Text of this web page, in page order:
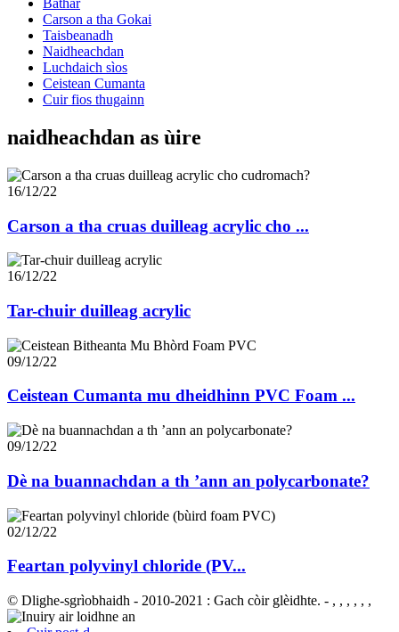
Bathar
Carson a tha Gokai
Taisbeanadh
Naidheachdan
Luchdaich sìos
Ceistean Cumanta
Cuir fios thugainn
naidheachdan as ùire
16/12/22
Carson a tha cruas duilleag acrylic cho ...
16/12/22
Tar-chuir duilleag acrylic
09/12/22
Ceistean Cumanta mu dheidhinn PVC Foam ...
09/12/22
Dè na buannachdan a th ’ann an polycarbonate?
02/12/22
Feartan polyvinyl chloride (PV...
© Dlighe-sgrìobhaidh - 2010-2021 : Gach còir glèidhte. - , , , , , ,